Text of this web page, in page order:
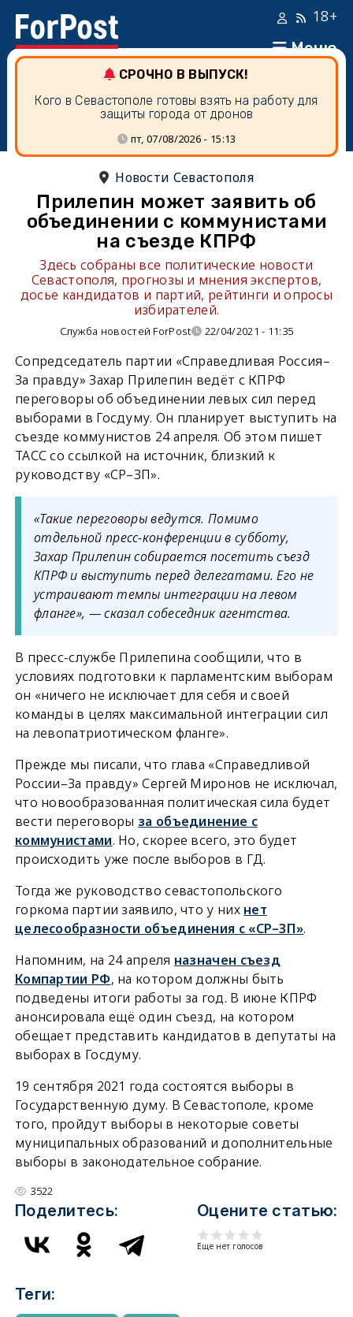
Меню
18+
СРОЧНО В ВЫПУСК!
Кого в Севастополе готовы взять на работу для
защиты города от дронов
пт, 07/08/2026 - 15:13
Новости Севастополя
Прилепин может заявить об
объединении с коммунистами
на съезде КПРФ
Здесь собраны все политические новости
Севастополя, прогнозы и мнения экспертов,
досье кандидатов и партий, рейтинги и опросы
избирателей.
Служба новостей ForPost 22/04/2021 - 11:35
Сопредседатель партии «Справедливая Россия–
За правду» Захар Прилепин ведёт с КПРФ
переговоры об объединении левых сил перед
выборами в Госдуму. Он планирует выступить на
съезде коммунистов 24 апреля. Об этом пишет
ТАСС со ссылкой на источник, близкий к
руководству «СР–ЗП».
«Такие переговоры ведутся. Помимо
отдельной пресс-конференции в субботу,
Захар Прилепин собирается посетить съезд
КПРФ и выступить перед делегатами. Его не
устраивают темпы интеграции на левом
фланге», — сказал собеседник агентства.
В пресс-службе Прилепина сообщили, что в
условиях подготовки к парламентским выборам
он «ничего не исключает для себя и своей
команды в целях максимальной интеграции сил
на левопатриотическом фланге».
Прежде мы писали, что глава «Справедливой
России–За правду» Сергей Миронов не исключал,
что новообразованная политическая сила будет
вести переговоры за объединение с
коммунистами. Но, скорее всего, это будет
происходить уже после выборов в ГД.
Тогда же руководство севастопольского
горкома партии заявило, что у них нет
целесообразности объединения с «СР–ЗП».
Напомним, на 24 апреля назначен съезд
Компартии РФ, на котором должны быть
подведены итоги работы за год. В июне КПРФ
анонсировала ещё один съезд, на котором
обещает представить кандидатов в депутаты на
выборах в Госдуму.
19 сентября 2021 года состоятся выборы в
Государственную думу. В Севастополе, кроме
того, пройдут выборы в некоторые советы
муниципальных образований и дополнительные
выборы в законодательное собрание.
3522
Поделитесь: Оцените статью:
Еще нет голосов
Теги: